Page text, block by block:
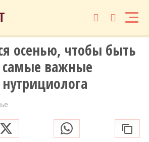
осенью, чтобы быть
важные